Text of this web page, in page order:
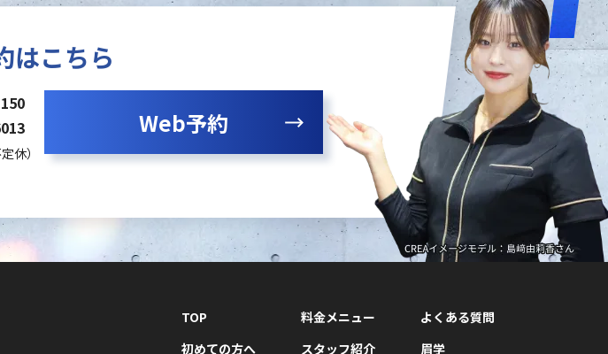
はこちら
休）
Web予約
TOP
初めての方へ
料金メニュー
スタッフ紹介
よくある質問
眉学